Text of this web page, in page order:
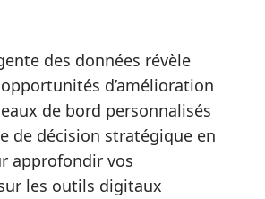
des données révèle
d’amélioration
de bord personnalisés
de décision stratégique en
approfondir vos
les outils digitaux